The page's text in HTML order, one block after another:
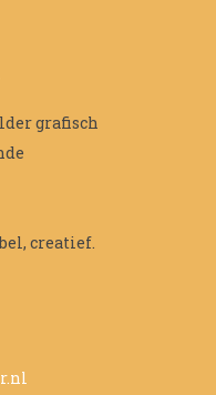
grafisch
creatief.